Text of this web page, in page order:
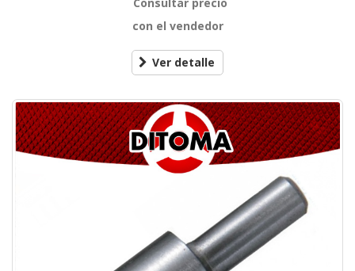
con el vendedor
Ver detalle